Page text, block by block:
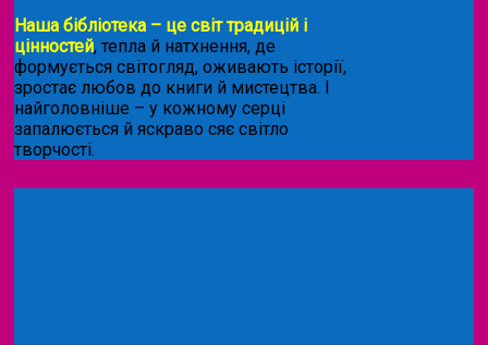
Наша бібліотека – це світ традицій і
цінностей, тепла й натхнення, де
формується світогляд, оживають історії,
зростає любов до книги й мистецтва. І
найголовніше – у кожному серці
запалюється й яскраво сяє світло
творчості.